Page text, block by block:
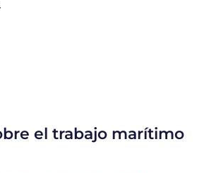
el trabajo marítimo